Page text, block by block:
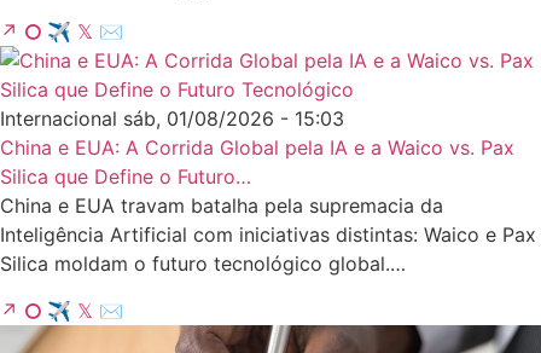
↗ ⭘ ✈ 𝕏 ✉
Internacional sáb, 01/08/2026 - 15:03
China e EUA: A Corrida Global pela IA e a Waico vs. Pax
Silica que Define o Futuro…
China e EUA travam batalha pela supremacia da
Inteligência Artificial com iniciativas distintas: Waico e Pax
Silica moldam o futuro tecnológico global.…
↗ ⭘ ✈ 𝕏 ✉